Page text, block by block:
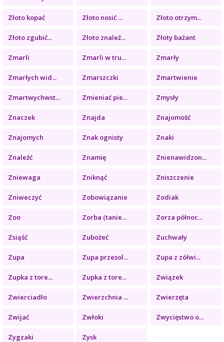
Złoto kopać Złoto nosić ... Złoto otrzym...
Złoto zgubić... Złoto znaleź... Złoty bażant
Zmarli Zmarli w tru... Zmarły
Zmarłych wid... Zmarszczki Zmartwienie
Zmartwychwst... Zmieniać pie... Zmysły
Znaczek Znajda Znajomość
Znajomych Znak ognisty Znaki
Znaleźć Znamię Znienawidzon...
Zniewaga Zniknąć Zniszczenie
Zniweczyć Zobowiązanie Zodiak
Zoo Zorba (tanie... Zorza północ...
Zsiąść Zubożeć Zuchwały
Zupa Zupa przesol... Zupa z zółwi...
Zupka z tore... Zupka z tore... Związek
Zwierciadło Zwierzchnia ... Zwierzęta
Zwijać Zwłoki Zwycięstwo o...
Zygzaki Zysk